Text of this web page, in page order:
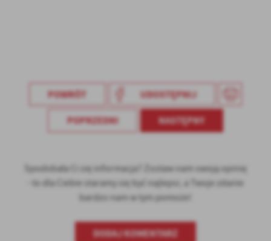
POWRÓT UDOSTĘPNIJ
POPRZEDNI NASTĘPNY
Spodobała Ci się informacja? Zostaw nam swoją opinię
- to dla Ciebie staramy się być najlepsi, a Twoje zdanie
bardzo nam w tym pomoże!
DODAJ KOMENTARZ